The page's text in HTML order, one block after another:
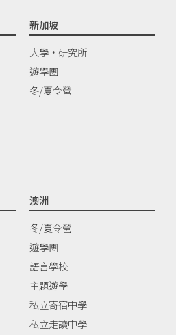
新加坡
大學‧研究所
遊學團
冬/夏令營
澳洲
冬/夏令營
遊學團
語言學校
主題遊學
私立寄宿中學
私立走讀中學